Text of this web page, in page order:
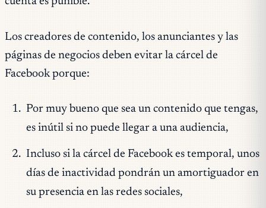
Los creadores de contenido, los anunciantes y las
páginas de negocios deben evitar la cárcel de
Facebook porque:
Por muy bueno que sea un contenido que tengas,
es inútil si no puede llegar a una audiencia,
Incluso si la cárcel de Facebook es temporal, unos
días de inactividad pondrán un amortiguador en
su presencia en las redes sociales,